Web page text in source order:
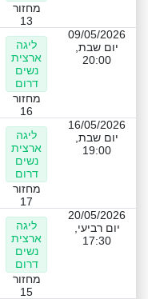
מחזור
13
09/05/2026
יום שבת,
20:00
ליגה
ארצית
נשים
דרום
מחזור
16
16/05/2026
יום שבת,
19:00
ליגה
ארצית
נשים
דרום
מחזור
17
20/05/2026
יום רביעי,
17:30
ליגה
ארצית
נשים
דרום
מחזור
15